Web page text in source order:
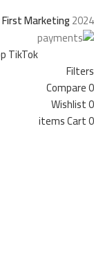
First Marketing2024
TikTok
Filters
0
Compare
0
Wishlist
0
itemsCart